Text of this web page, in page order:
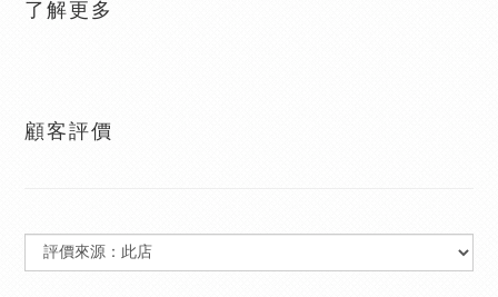
了解更多
顧客評價